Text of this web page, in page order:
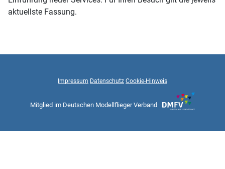
aktuellste Fassung.
Impressum Datenschutz Cookie-Hinweis
Mitglied im Deutschen Modellflieger Verband